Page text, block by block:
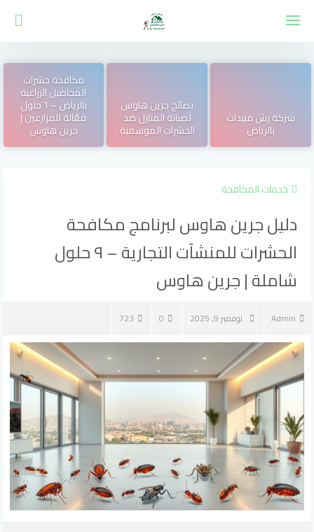
شركة رش مبيدات
بالرياض
نصائح جرين هاوس
لصيانة المنازل ضد
الحشرات الموسمية
مكافحة حشرات
المحاصيل الزراعية
بالرياض – ٦ حلول
فعّالة للمزارعين |
جرين هاوس
خدمات المكافحة
دليل جرين هاوس لبرنامج مكافحة
الحشرات للمنشآت التجارية – ٩ حلول
شاملة | جرين هاوس
Admin نوفمبر 9, 2025 0
723